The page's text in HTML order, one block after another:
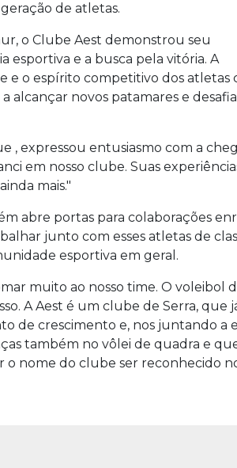
de atletas.
o Clube Aest demonstrou seu
esportiva e a busca pela vitória. A
e o espírito competitivo dos atletas
alcançar novos patamares e
, expressou entusiasmo com a
em nosso clube. Suas
mais."
abre portas para colaborações
junto com esses atletas de
esportiva em geral.
muito ao nosso time. O
A Aest é um clube de Serra,
de crescimento e, nos juntando a
também no vôlei de quadra e
nome do clube ser reconhecido